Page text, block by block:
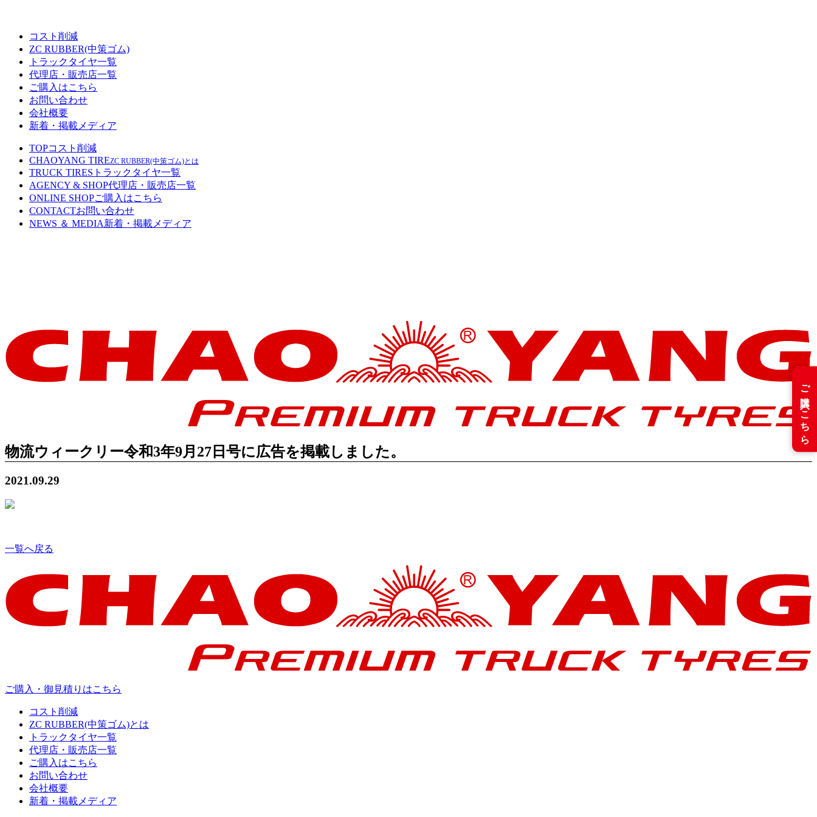
コスト削減
ZC RUBBER(中策ゴム)
トラックタイヤ一覧
代理店・販売店一覧
ご購入はこちら
お問い合わせ
会社概要
新着・掲載メディア
TOPコスト削減
CHAOYANG TIREZC RUBBER(中策ゴム)とは
TRUCK TIRES トラックタイヤ一覧
AGENCY & SHOP代理店・販売店一覧
ONLINE SHOPご購入はこちら
CONTACTお問い合わせ
NEWS ＆ MEDIA新着・掲載メディア
物流ウィークリー令和3年9月27日号に広告を掲載しました。
2021.09.29
一覧へ戻る
ご購入・御見積りはこちら
コスト削減
ZC RUBBER(中策ゴム)とは
トラックタイヤ一覧
代理店・販売店一覧
ご購入はこちら
お問い合わせ
会社概要
新着・掲載メディア
ご購入はこちら